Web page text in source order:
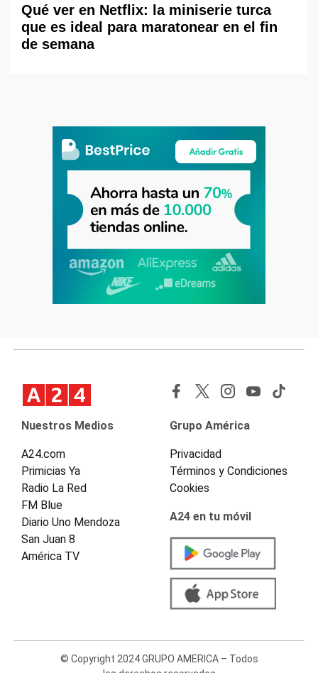
Qué ver en Netflix: la miniserie turca
que es ideal para maratonear en el fin
de semana
Nuestros Medios
A24.com
Primicias Ya
Radio La Red
FM Blue
Diario Uno Mendoza
San Juan 8
América TV
Grupo América
Privacidad
Términos y Condiciones
Cookies
A24 en tu móvil
© Copyright 2024 GRUPO AMERICA – Todos